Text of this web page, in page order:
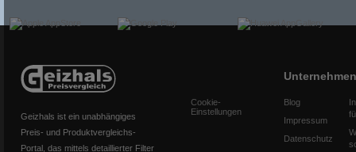
Geizhals ist ein unabhängiges
Preis- und Produktvergleichs-
Portal, das mittels detaillierter Filter
Cookie-
Einstellungen
Unternehmen
Blog
Impressum
Datenschutz